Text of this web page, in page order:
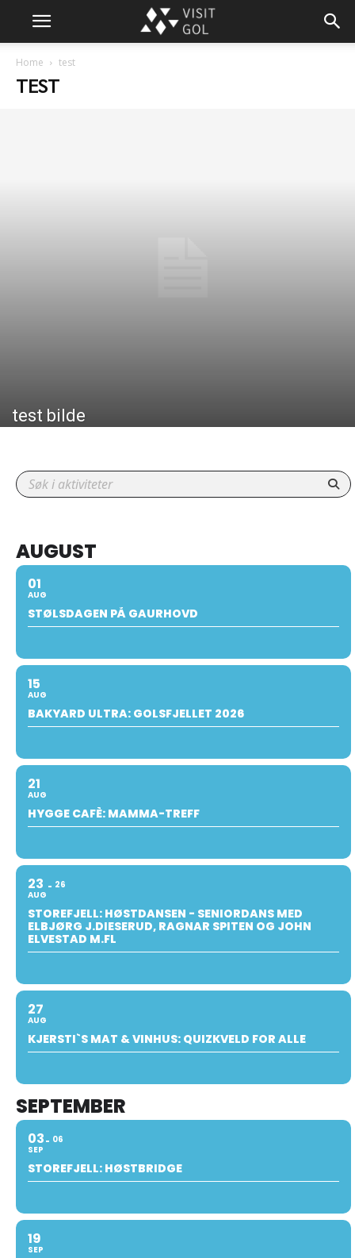
Home test
TEST
test bilde
AUGUST
01
AUG
STØLSDAGEN PÅ GAURHOVD
15
AUG
BAKYARD ULTRA: GOLSFJELLET 2026
21
AUG
HYGGE CAFÈ: MAMMA-TREFF
23
AUG
26
STOREFJELL: HØSTDANSEN - SENIORDANS MED
ELBJØRG J.DIESERUD, RAGNAR SPITEN OG JOHN
ELVESTAD M.FL
27
AUG
KJERSTI`S MAT & VINHUS: QUIZKVELD FOR ALLE
SEPTEMBER
03
SEP
06
STOREFJELL: HØSTBRIDGE
19
SEP